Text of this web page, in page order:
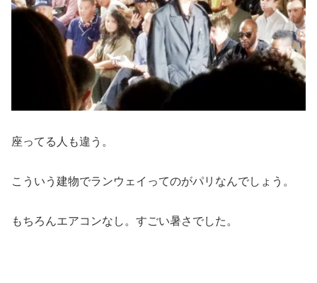
座ってる人も違う。
こういう建物でランウェイってのがパリなんでしょう。
もちろんエアコンなし。すごい暑さでした。